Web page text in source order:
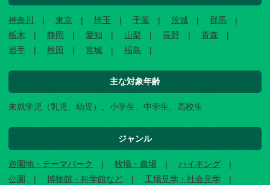
神奈川 東京 埼玉 千葉 茨城
群馬
栃木
静岡 愛知 山梨 長野
青森
岩手
秋田 宮城 福島
主な対象年齢
未就学児（乳児、幼児）、小学生、中学生、高校生
ジャンル
遊園地・テーマパーク 牧場・農場
ハイキング
公園
博物館・科学館など
工場見学・社会見学